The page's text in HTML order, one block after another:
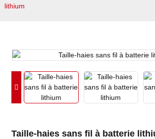
lithium
Taille-haies sans fil à batterie